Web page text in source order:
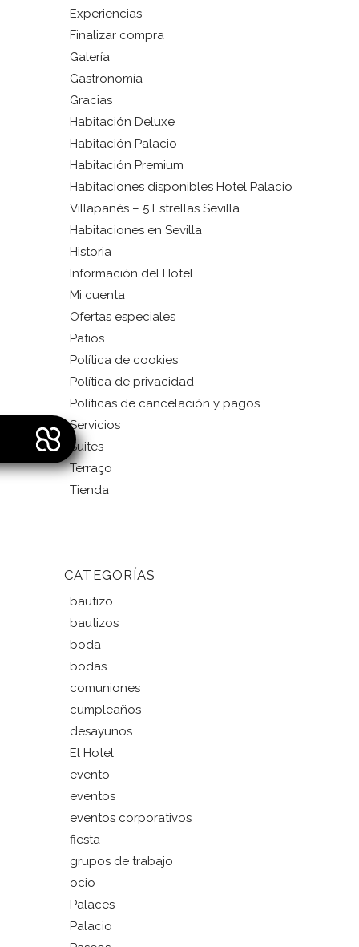
Experiencias
Finalizar compra
Galería
Gastronomía
Gracias
Habitación Deluxe
Habitación Palacio
Habitación Premium
Habitaciones disponibles Hotel Palacio
Villapanés – 5 Estrellas Sevilla
Habitaciones en Sevilla
Historia
Información del Hotel
Mi cuenta
Ofertas especiales
Patios
Política de cookies
Política de privacidad
Políticas de cancelación y pagos
Servicios
Suites
Terraço
Tienda
CATEGORÍAS
bautizo
bautizos
boda
bodas
comuniones
cumpleaños
desayunos
El Hotel
evento
eventos
eventos corporativos
fiesta
grupos de trabajo
ocio
Palaces
Palacio